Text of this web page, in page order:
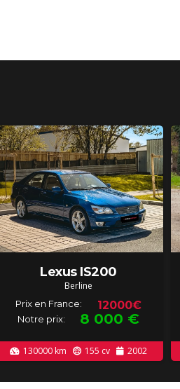
Lexus IS200
Berline
Prix en France: 12000€
Notre prix: 8 000 €
130000 km 155 cv 2002